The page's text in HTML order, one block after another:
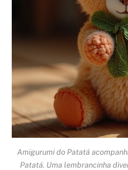
Amigurumi do Patatá
Patatá. Uma lembrancinha